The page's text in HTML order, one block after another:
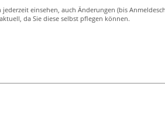
einsehen, auch Änderungen (bis
da Sie diese selbst pflegen können.